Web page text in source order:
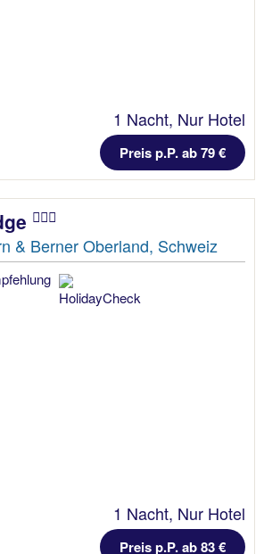
1 Nacht, Nur Hotel
Preis p.P. ab 79 €
& Berner Oberland, Schweiz
1 Nacht, Nur Hotel
Preis p.P. ab 83 €